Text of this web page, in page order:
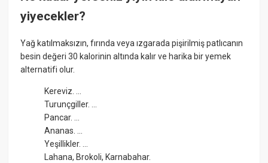
yiyecekler?
Yağ katılmaksızın, fırında veya ızgarada pişirilmiş patlıcanın
besin değeri 30 kalorinin altında kalır ve harika bir yemek
alternatifi olur.
Kereviz. ...
Turunçgiller. ...
Pancar. ...
Ananas. ...
Yeşillikler. ...
Lahana, Brokoli, Karnabahar.